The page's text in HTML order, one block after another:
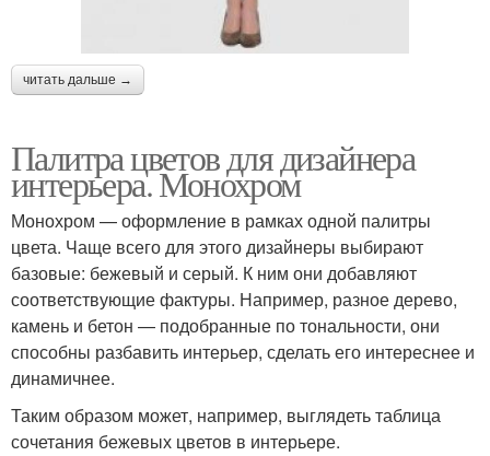
читать дальше →
Палитра цветов для дизайнера
интерьера. Монохром
Монохром — оформление в рамках одной палитры
цвета. Чаще всего для этого дизайнеры выбирают
базовые: бежевый и серый. К ним они добавляют
соответствующие фактуры. Например, разное дерево,
камень и бетон — подобранные по тональности, они
способны разбавить интерьер, сделать его интереснее и
динамичнее.
Таким образом может, например, выглядеть таблица
сочетания бежевых цветов в интерьере.